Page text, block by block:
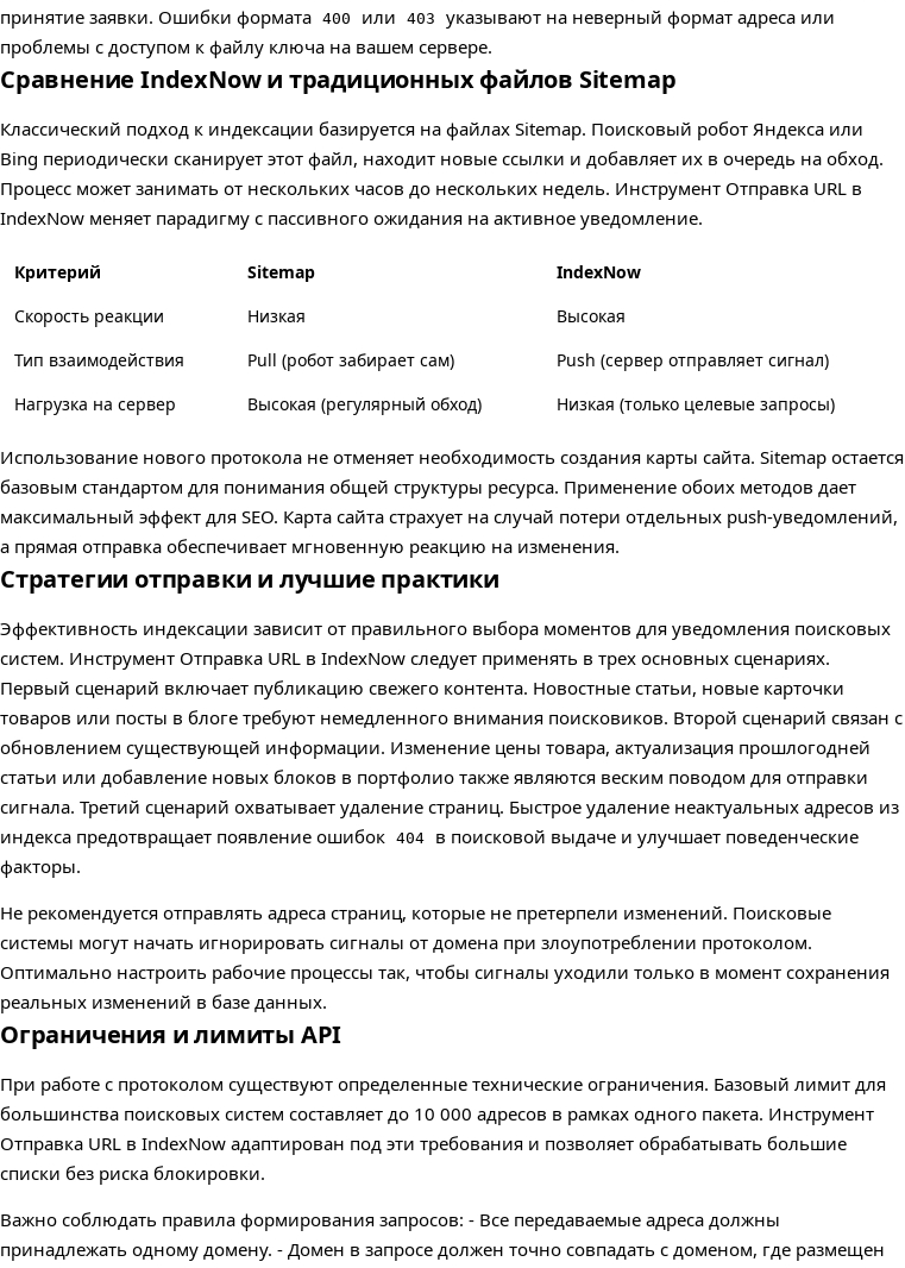
принятие заявки. Ошибки формата 400 или 403
указывают на неверный формат адреса или
проблемы с доступом к файлу ключа на вашем сервере.
Сравнение IndexNow и традиционных файлов Sitemap
Классический подход к индексации базируется на файлах Sitemap. Поисковый робот Яндекса или
Bing периодически сканирует этот файл, находит новые ссылки и добавляет их в очередь на обход.
Процесс может занимать от нескольких часов до нескольких недель. Инструмент Отправка URL в
IndexNow меняет парадигму с пассивного ожидания на активное уведомление.
Критерий Sitemap
IndexNow
Скорость реакции
Низкая
Высокая
Тип взаимодействия
Pull (робот забирает сам)
Push (сервер отправляет сигнал)
Нагрузка на сервер
Высокая (регулярный обход) Низкая (только целевые запросы)
Использование нового протокола не отменяет необходимость создания карты сайта. Sitemap остается
базовым стандартом для понимания общей структуры ресурса. Применение обоих методов дает
максимальный эффект для SEO. Карта сайта страхует на случай потери отдельных push-уведомлений,
а прямая отправка обеспечивает мгновенную реакцию на изменения.
Стратегии отправки и лучшие практики
Эффективность индексации зависит от правильного выбора моментов для уведомления поисковых
систем. Инструмент Отправка URL в IndexNow следует применять в трех основных сценариях.
Первый сценарий включает публикацию свежего контента. Новостные статьи, новые карточки
товаров или посты в блоге требуют немедленного внимания поисковиков. Второй сценарий связан с
обновлением существующей информации. Изменение цены товара, актуализация прошлогодней
статьи или добавление новых блоков в портфолио также являются веским поводом для отправки
сигнала. Третий сценарий охватывает удаление страниц. Быстрое удаление неактуальных адресов из
индекса предотвращает появление ошибок 404
в поисковой выдаче и улучшает поведенческие
факторы.
Не рекомендуется отправлять адреса страниц, которые не претерпели изменений. Поисковые
системы могут начать игнорировать сигналы от домена при злоупотреблении протоколом.
Оптимально настроить рабочие процессы так, чтобы сигналы уходили только в момент сохранения
реальных изменений в базе данных.
Ограничения и лимиты API
При работе с протоколом существуют определенные технические ограничения. Базовый лимит для
большинства поисковых систем составляет до 10 000 адресов в рамках одного пакета. Инструмент
Отправка URL в IndexNow адаптирован под эти требования и позволяет обрабатывать большие
списки без риска блокировки.
Важно соблюдать правила формирования запросов: - Все передаваемые адреса должны
принадлежать одному домену. - Домен в запросе должен точно совпадать с доменом, где размещен